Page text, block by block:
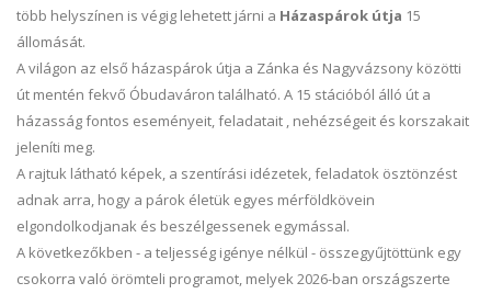
több helyszínen is végig lehetett járni a Házaspárok útja 15
állomását.
A világon az első házaspárok útja a Zánka és Nagyvázsony közötti
út mentén fekvő Óbudaváron található. A 15 stációból álló út a
házasság fontos eseményeit, feladatait , nehézségeit és korszakait
jeleníti meg.
A rajtuk látható képek, a szentírási idézetek, feladatok ösztönzést
adnak arra, hogy a párok életük egyes mérföldkövein
elgondolkodjanak és beszélgessenek egymással.
A következőkben - a teljesség igénye nélkül - összegyűjtöttünk egy
csokorra való örömteli programot, melyek 2026-ban országszerte